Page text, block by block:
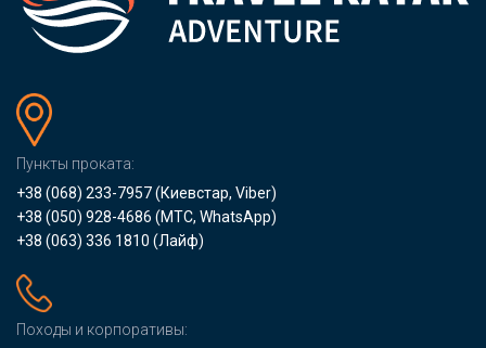
Пункты проката:
+38 (068) 233-7957(Киевстар, Viber)
+38 (050) 928-4686 (МТС, WhatsApp)
+38 (063) 336 1810 (Лайф)
Походы и корпоративы: